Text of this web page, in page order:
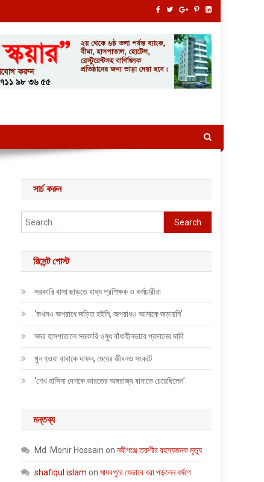
সার্চ করুন
Search for:
রিসেন্ট পোস্ট
সরকারি বাসা ছাড়তে বাধ্য প্রশিক্ষক ও কর্মচারীরা
‘কখনও অপরাধে জড়িত হইনি, অপরাধও আমাকে জড়ায়নি’
সদর হাসপাতালে সরকারি ওষুধ বাঁধাহীনভাবে প্রদানের দাবি
খুন হওয়া বাবাকে দাফন, মেয়ের জীবনও সংকটে
‘শেখ হাসিনা দেশকে ভারতের অঙ্গরাজ্য বানাতে চেয়েছিলেন’
মন্তব্য
Md .Monir Hossain onনবীগঞ্জে তরুণীর রহস্যজনক মৃত্যু
shafiqul islam onমাধবপুরে যেভাবে ধরা পড়লেন ধর্ষণে